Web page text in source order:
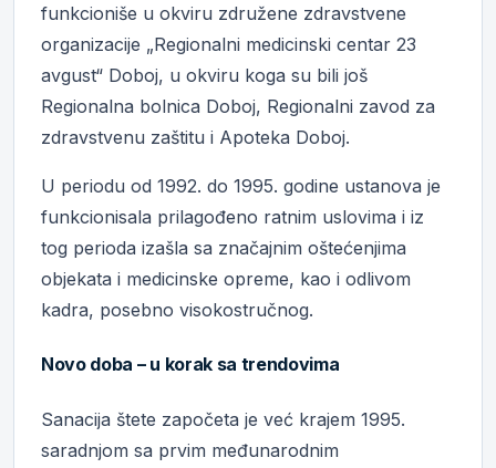
funkcioniše u okviru združene zdravstvene
organizacije „Regionalni medicinski centar 23
avgust“ Doboj, u okviru koga su bili još
Regionalna bolnica Doboj, Regionalni zavod za
zdravstvenu zaštitu i Apoteka Doboj.
U periodu od 1992. do 1995. godine ustanova je
funkcionisala prilagođeno ratnim uslovima i iz
tog perioda izašla sa značajnim oštećenjima
objekata i medicinske opreme, kao i odlivom
kadra, posebno visokostručnog.
Novo doba – u korak sa trendovima
Sanacija štete započeta je već krajem 1995.
saradnjom sa prvim međunarodnim